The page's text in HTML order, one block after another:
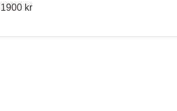
1900 kr